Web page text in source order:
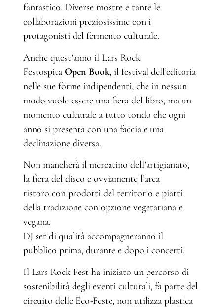
fantastico. Diverse mostre e tante le
collaborazioni preziosissime con i
protagonisti del fermento culturale.
Anche quest’anno il Lars Rock
Festospita Open Book, il festival dell’editoria
nelle sue forme indipendenti, che in nessun
modo vuole essere una fiera del libro, ma un
momento culturale a tutto tondo che ogni
anno si presenta con una faccia e una
declinazione diversa.
Non mancherà il mercatino dell’artigianato,
la fiera del disco e ovviamente l’area
ristoro con prodotti del territorio e piatti
della tradizione con opzione vegetariana e
vegana.
DJ set di qualità accompagneranno il
pubblico prima, durante e dopo i concerti.
Il Lars Rock Fest ha iniziato un percorso di
sostenibilità degli eventi culturali, fa parte del
circuito delle Eco-Feste, non utilizza plastica